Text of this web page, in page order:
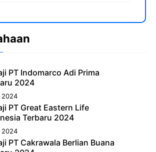
PT Indomarco Adi Prima
2024
PT Great Eastern Life
Terbaru 2024
PT Cakrawala Berlian Buana